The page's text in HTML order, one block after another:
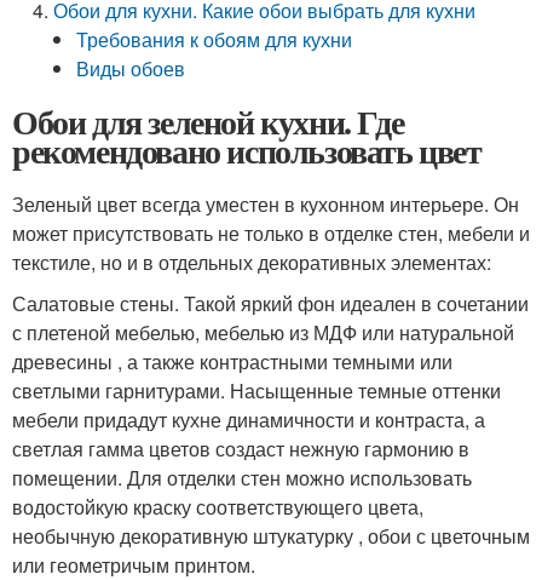
Обои для кухни. Какие обои выбрать для кухни
Требования к обоям для кухни
Виды обоев
Обои для зеленой кухни. Где
рекомендовано использовать цвет
Зеленый цвет всегда уместен в кухонном интерьере. Он
может присутствовать не только в отделке стен, мебели и
текстиле, но и в отдельных декоративных элементах:
Салатовые стены. Такой яркий фон идеален в сочетании
с плетеной мебелью, мебелью из МДФ или натуральной
древесины , а также контрастными темными или
светлыми гарнитурами. Насыщенные темные оттенки
мебели придадут кухне динамичности и контраста, а
светлая гамма цветов создаст нежную гармонию в
помещении. Для отделки стен можно использовать
водостойкую краску соответствующего цвета,
необычную декоративную штукатурку , обои с цветочным
или геометричым принтом.